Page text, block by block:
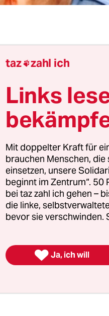
ist mehr als nur
zwei C steht gegen
gegen
Autoren,
steht kurz für
diese Lizenzen
unter anderem
taz zahl ich
Links
Mit doppelter Kraft für
brauchen Menschen,
einsetzen, unsere
beginnt im Zentrum“. 50
bei taz zahl ich gehen –
die linke,
bevor sie verschwinden.
 Ja, ich will